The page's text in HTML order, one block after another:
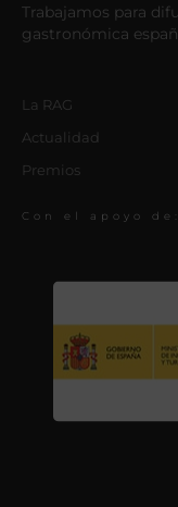
Trabajamos para
gastronómica
La RAG
Actualidad
Premios
Con el apoyo de: